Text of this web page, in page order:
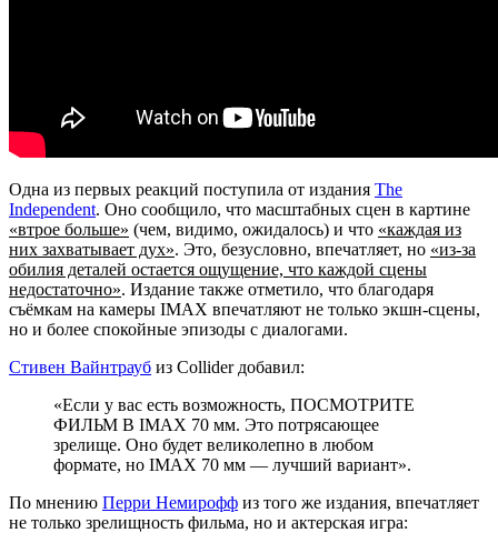
Одна из первых реакций поступила от издания The
Independent. Оно сообщило, что масштабных сцен в картине
«втрое больше» (чем, видимо, ожидалось) и что «каждая из
них захватывает дух». Это, безусловно, впечатляет, но «из-за
обилия деталей остается ощущение, что каждой сцены
недостаточно». Издание также отметило, что благодаря
съёмкам на камеры IMAX впечатляют не только экшн-сцены,
но и более спокойные эпизоды с диалогами.
Стивен Вайнтрауб из Collider добавил:
«Если у вас есть возможность, ПОСМОТРИТЕ
ФИЛЬМ В IMAX 70 мм. Это потрясающее
зрелище. Оно будет великолепно в любом
формате, но IMAX 70 мм — лучший вариант».
По мнению Перри Немирофф из того же издания, впечатляет
не только зрелищность фильма, но и актерская игра: